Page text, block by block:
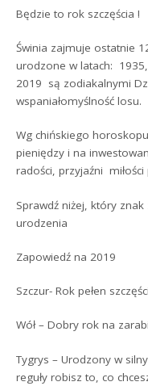
Będzie to rok szczęścia !
Świnia zajmuje ostatnie
urodzone w latach:
2019 są zodiakalnymi
wspaniałomyślność losu.
Wg chińskiego
pieniędzy i na
radości, przyjaźni
Sprawdź niżej, który
urodzenia
Zapowiedź na 2019
Szczur- Rok pełen
Wół – Dobry rok na
Tygrys – Urodzony w
reguły robisz to, co